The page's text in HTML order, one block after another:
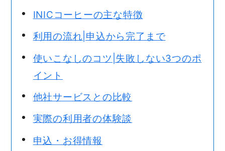
INICコーヒーの主な特徴
利用の流れ|申込から完了まで
使いこなしのコツ|失敗しない3つのポ
イント
他社サービスとの比較
実際の利用者の体験談
申込・お得情報